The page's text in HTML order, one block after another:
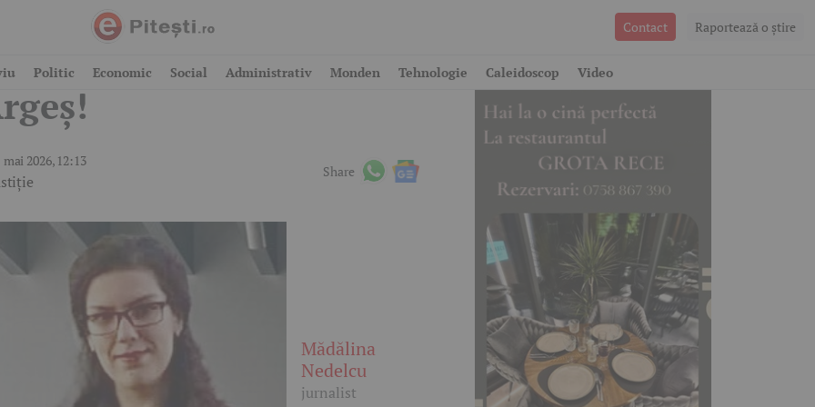
Contact Raportează o ştire
Politic Economic Social Administrativ Monden Tehnologie Caleidoscop Video
foarte grav, în
mai 2026, 12:13
Share
Mădălina
Nedelcu
jurnalist